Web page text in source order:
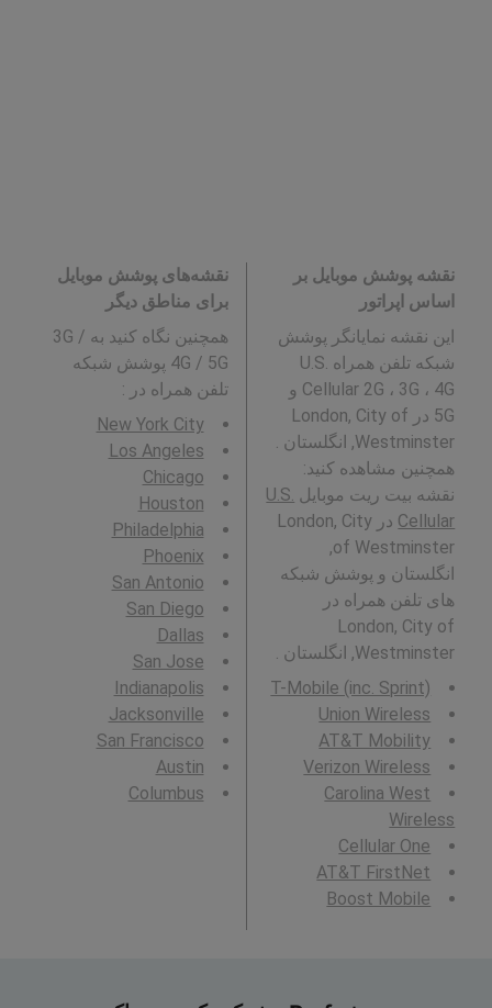
نقشه پوشش موبایل بر
اساس اپراتور
این نقشه نمایانگر پوشش
شبکه تلفن همراه U.S.
Cellular 2G ، 3G ، 4G و
5G در London, City of
Westminster, انگلستان .
همچنین مشاهده کنید:
نقشه بیت ریت موبایل U.S.
Cellular
در London, City
of Westminster,
انگلستان و پوشش شبکه
های تلفن همراه در
London, City of
Westminster, انگلستان .
T-Mobile (inc. Sprint)
Union Wireless
AT&T Mobility
Verizon Wireless
Carolina West
Wireless
Cellular One
AT&T FirstNet
Boost Mobile
نقشه‌های پوشش موبایل
برای مناطق دیگر
همچنین نگاه کنید به 3G /
4G / 5G پوشش شبکه
تلفن همراه در :
New York City
Los Angeles
Chicago
Houston
Philadelphia
Phoenix
San Antonio
San Diego
Dallas
San Jose
Indianapolis
Jacksonville
San Francisco
Austin
Columbus